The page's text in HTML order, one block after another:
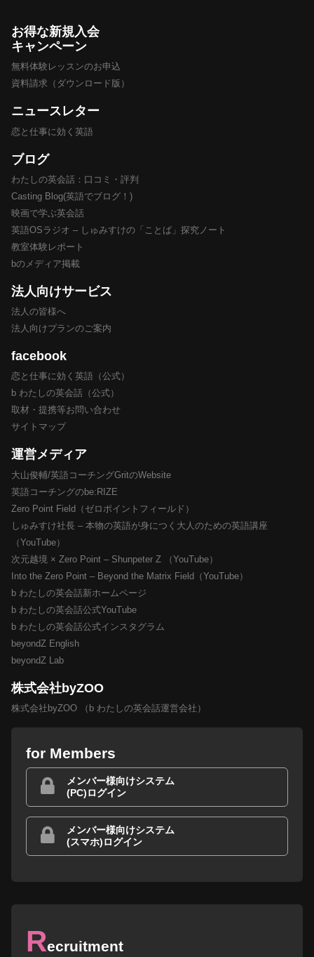
お得な新規入会
キャンペーン
無料体験レッスンのお申込
資料請求（ダウンロード版）
ニュースレター
恋と仕事に効く英語
ブログ
わたしの英会話：口コミ・評判
Casting Blog(英語でブログ！)
映画で学ぶ英会話
英語OSラジオ – しゅみすけの「ことば」探究ノート
教室体験レポート
bのメディア掲載
法人向けサービス
法人の皆様へ
法人向けプランのご案内
facebook
恋と仕事に効く英語（公式）
b わたしの英会話（公式）
取材・提携等お問い合わせ
サイトマップ
運営メディア
大山俊輔/英語コーチングGritのWebsite
英語コーチングのbe:RIZE
Zero Point Field（ゼロポイントフィールド）
しゅみすけ社長 – 本物の英語が身につく大人のための英語講座
（YouTube）
次元越境 × Zero Point – Shunpeter Z （YouTube）
Into the Zero Point – Beyond the Matrix Field（YouTube）
b わたしの英会話新ホームページ
b わたしの英会話公式YouTube
b わたしの英会話公式インスタグラム
beyondZ English
beyondZ Lab
株式会社byZOO
株式会社byZOO （b わたしの英会話運営会社）
for Members
メンバー様向けシステム
(PC)ログイン
メンバー様向けシステム
(スマホ)ログイン
Recruitment